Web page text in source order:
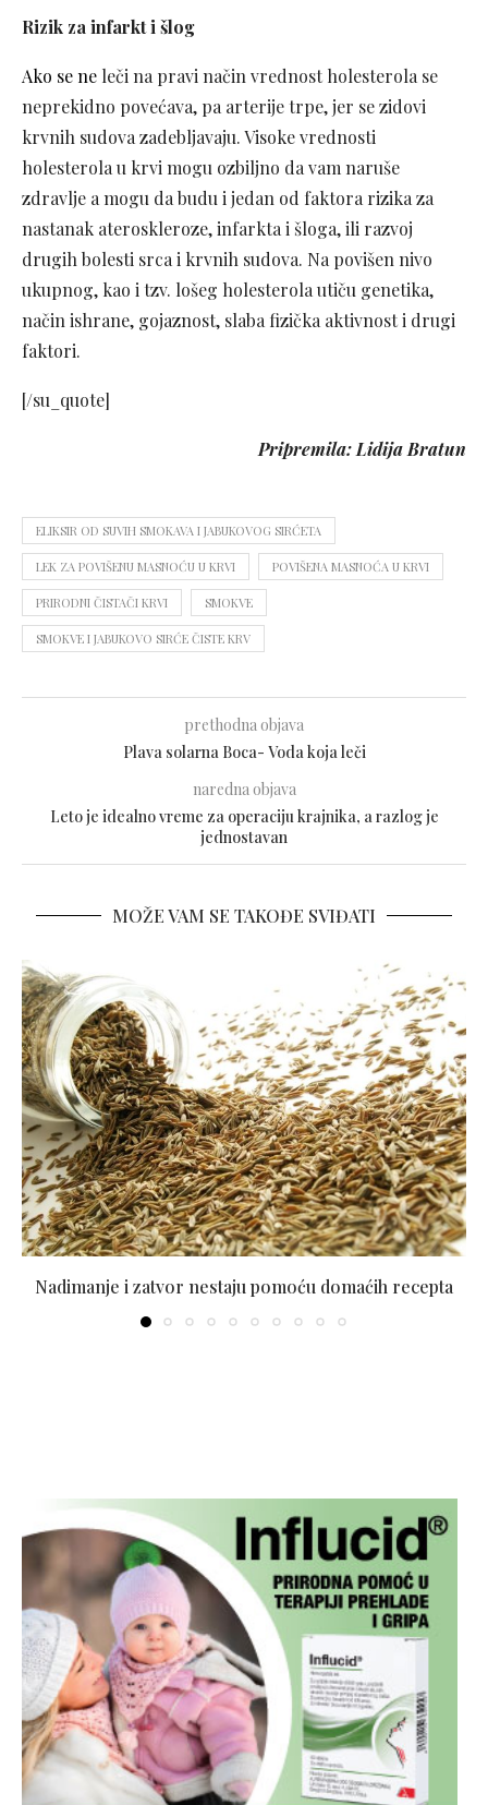
Rizik za infarkt i šlog
Ako se ne leči na pravi način vrednost holesterola se
neprekidno povećava, pa arterije trpe, jer se zidovi
krvnih sudova zadebljavaju. Visoke vrednosti
holesterola u krvi mogu ozbiljno da vam naruše
zdravlje a mogu da budu i jedan od faktora rizika za
nastanak ateroskleroze, infarkta i šloga, ili razvoj
drugih bolesti srca i krvnih sudova. Na povišen nivo
ukupnog, kao i tzv. lošeg holesterola utiču genetika,
način ishrane, gojaznost, slaba fizička aktivnost i drugi
faktori.
[/su_quote]
Pripremila: Lidija Bratun
ELIKSIR OD SUVIH SMOKAVA I JABUKOVOG SIRĆETA
LEK ZA POVIŠENU MASNOĆU U KRVI POVIŠENA MASNOĆA U KRVI
PRIRODNI ČISTAČI KRVI SMOKVE
SMOKVE I JABUKOVO SIRĆE ČISTE KRV
prethodna objava
Plava solarna Boca- Voda koja leči
naredna objava
Leto je idealno vreme za operaciju krajnika, a razlog je
jednostavan
MOŽE VAM SE TAKOĐE SVIĐATI
Nadimanje i zatvor nestaju pomoću domaćih recepta